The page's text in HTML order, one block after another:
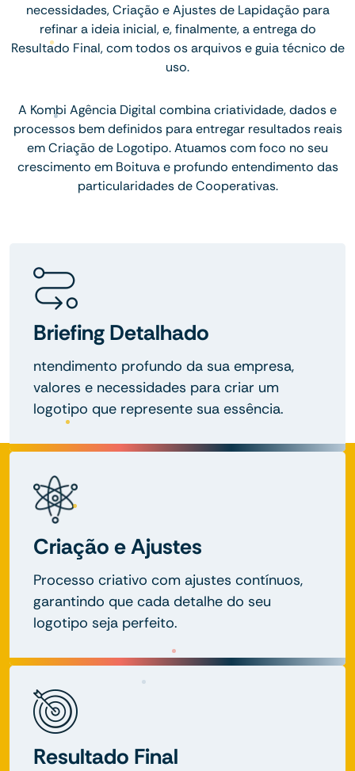
necessidades, Criação e Ajustes de Lapidação para
refinar a ideia inicial, e, finalmente, a entrega do
Resultado Final, com todos os arquivos e guia técnico de
uso.
A Kombi Agência Digital combina criatividade, dados e
processos bem definidos para entregar resultados reais
em Criação de Logotipo. Atuamos com foco no seu
crescimento em Boituva e profundo entendimento das
particularidades de Cooperativas.
Briefing Detalhado
ntendimento profundo da sua empresa,
valores e necessidades para criar um
logotipo que represente sua essência.
Criação e Ajustes
Processo criativo com ajustes contínuos,
garantindo que cada detalhe do seu
logotipo seja perfeito.
Resultado Final